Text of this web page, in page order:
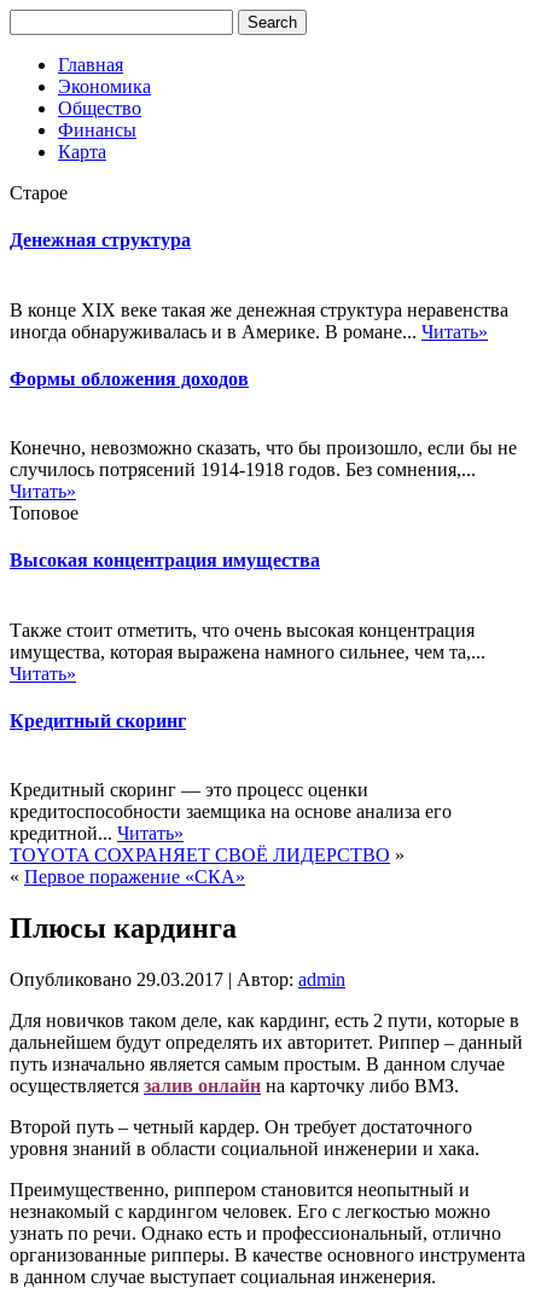
Главная
Экономика
Общество
Финансы
Карта
Старое
Денежная структура
В конце XIX веке такая же денежная структура неравенства
иногда обнаруживалась и в Америке. В романе... Читать»
Формы обложения доходов
Конечно, невозможно сказать, что бы произошло, если бы не
случилось потрясений 1914-1918 годов. Без сомнения,...
Читать»
Топовое
Высокая концентрация имущества
Также стоит отметить, что очень высокая концентрация
имущества, которая выражена намного сильнее, чем та,...
Читать»
Кредитный скоринг
Кредитный скоринг — это процесс оценки
кредитоспособности заемщика на основе анализа его
кредитной... Читать»
TOYOTA СОХРАНЯЕТ СВОЁ ЛИДЕРСТВО »
« Первое поражение «СКА»
Плюсы кардинга
Опубликовано 29.03.2017 | Автор: admin
Для новичков таком деле, как кардинг, есть 2 пути, которые в
дальнейшем будут определять их авторитет. Риппер – данный
путь изначально является самым простым. В данном случае
осуществляется залив онлайн на карточку либо ВМЗ.
Второй путь – четный кардер. Он требует достаточного
уровня знаний в области социальной инженерии и хака.
Преимущественно, риппером становится неопытный и
незнакомый с кардингом человек. Его с легкостью можно
узнать по речи. Однако есть и профессиональный, отлично
организованные рипперы. В качестве основного инструмента
в данном случае выступает социальная инженерия.